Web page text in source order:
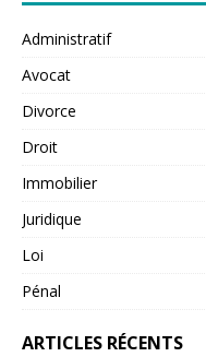
Administratif
Avocat
Divorce
Droit
Immobilier
Juridique
Loi
Pénal
ARTICLES RÉCENTS